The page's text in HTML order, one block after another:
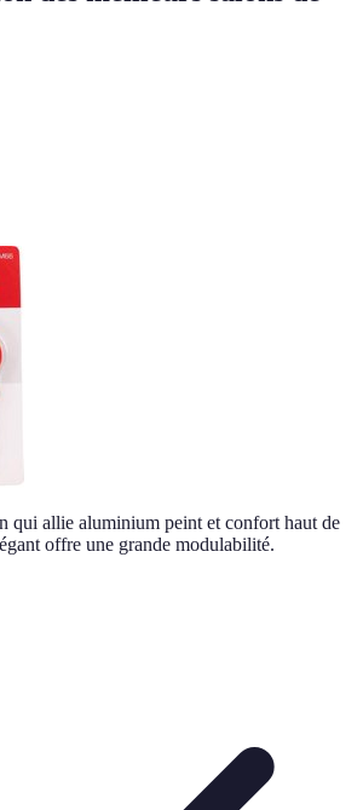
qui allie aluminium peint et confort haut de
offre une grande modulabilité.